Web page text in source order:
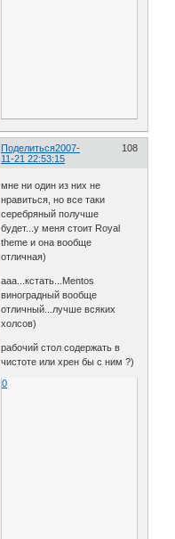
Поделиться 108
2007-
11-21 22:53:15
мне ни один из них не
нравиться, но все таки
серебряный получше
будет...у меня стоит Royal
theme и она вообще
отличная)
ааа...кстать...Mentos
виноградный вообще
отличный...лучше всяких
холсов)
рабочий стол содержать в
чистоте или хрен бы с ним ?)
0